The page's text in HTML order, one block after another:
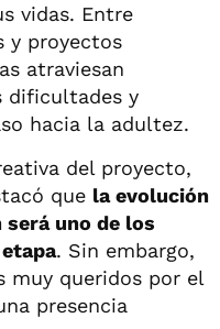
vidas. Entre
y proyectos
atraviesan
dificultades y
hacia la adultez.
del proyecto,
que la evolución
uno de los
. Sin embargo,
muy queridos por el
presencia